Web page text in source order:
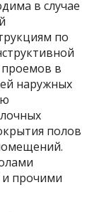
в случае
по
в
наружных
полов
и прочими